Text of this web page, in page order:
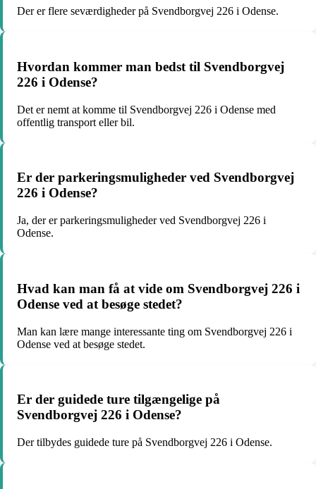
Der er flere seværdigheder på Svendborgvej 226 i Odense.
Hvordan kommer man bedst til Svendborgvej
226 i Odense?
Det er nemt at komme til Svendborgvej 226 i Odense med
offentlig transport eller bil.
Er der parkeringsmuligheder ved Svendborgvej
226 i Odense?
Ja, der er parkeringsmuligheder ved Svendborgvej 226 i
Odense.
Hvad kan man få at vide om Svendborgvej 226 i
Odense ved at besøge stedet?
Man kan lære mange interessante ting om Svendborgvej 226 i
Odense ved at besøge stedet.
Er der guidede ture tilgængelige på
Svendborgvej 226 i Odense?
Der tilbydes guidede ture på Svendborgvej 226 i Odense.